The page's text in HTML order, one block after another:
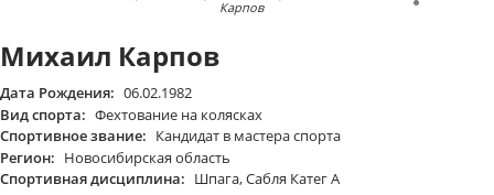
Карпов
Михаил Карпов
Дата Рождения: 06.02.1982
Вид спорта: Фехтование на колясках
Спортивное звание: Кандидат в мастера спорта
Регион: Новосибирская область
Спортивная дисциплина: Шпага, Сабля Катег А